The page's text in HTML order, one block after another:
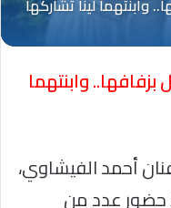
وابنتهما
أحمد الفيشاوي،
حضور عدد من